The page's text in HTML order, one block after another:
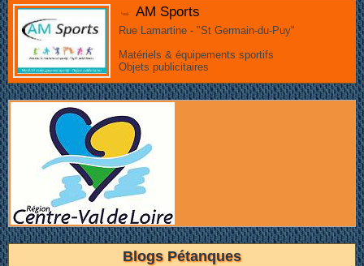
AM Sports
Rue Lamartine - "St Germain-du-Puy"
Matériels & équipements sportifs
Objets publicitaires
Blogs Pétanques